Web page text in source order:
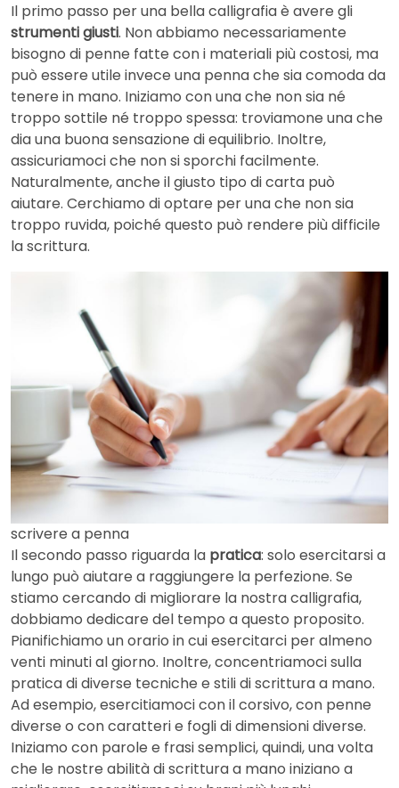
Il primo passo per una bella calligrafia è avere gli
strumenti giusti. Non abbiamo necessariamente
bisogno di penne fatte con i materiali più costosi, ma
può essere utile invece una penna che sia comoda da
tenere in mano. Iniziamo con una che non sia né
troppo sottile né troppo spessa: troviamone una che
dia una buona sensazione di equilibrio. Inoltre,
assicuriamoci che non si sporchi facilmente.
Naturalmente, anche il giusto tipo di carta può
aiutare. Cerchiamo di optare per una che non sia
troppo ruvida, poiché questo può rendere più difficile
la scrittura.
scrivere a penna
Il secondo passo riguarda la pratica: solo esercitarsi a
lungo può aiutare a raggiungere la perfezione. Se
stiamo cercando di migliorare la nostra calligrafia,
dobbiamo dedicare del tempo a questo proposito.
Pianifichiamo un orario in cui esercitarci per almeno
venti minuti al giorno. Inoltre, concentriamoci sulla
pratica di diverse tecniche e stili di scrittura a mano.
Ad esempio, esercitiamoci con il corsivo, con penne
diverse o con caratteri e fogli di dimensioni diverse.
Iniziamo con parole e frasi semplici, quindi, una volta
che le nostre abilità di scrittura a mano iniziano a